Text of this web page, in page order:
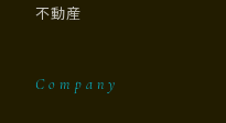
不動産
Company